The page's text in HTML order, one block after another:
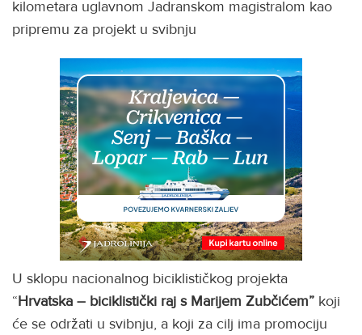
kilometara uglavnom Jadranskom magistralom kao
pripremu za projekt u svibnju
U sklopu nacionalnog biciklističkog projekta
“Hrvatska – biciklistički raj s Marijem Zubčićem” koji
će se održati u svibnju, a koji za cilj ima promociju